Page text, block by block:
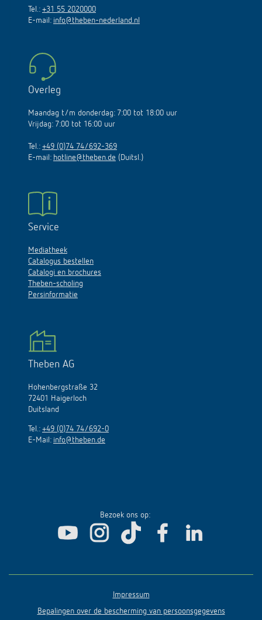
Tel.: +31 55 2020000
E-mail: info@theben-nederland.nl
Overleg
Maandag t/m donderdag: 7:00 tot 18:00 uur
Vrijdag: 7:00 tot 16:00 uur
Tel.: +49 (0)74 74/692-369
E-mail: hotline@theben.de (Duitsl.)
Service
Mediatheek
Catalogus bestellen
Catalogi en brochures
Theben-scholing
Persinformatie
Theben AG
Hohenbergstraße 32
72401 Haigerloch
Duitsland
Tel.: +49 (0)74 74/692-0
E-Mail: info@theben.de
Bezoek ons op:
Impressum
Bepalingen over de bescherming van persoonsgegevens